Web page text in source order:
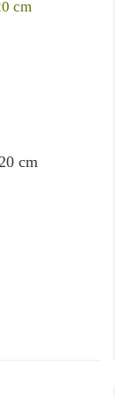
cm